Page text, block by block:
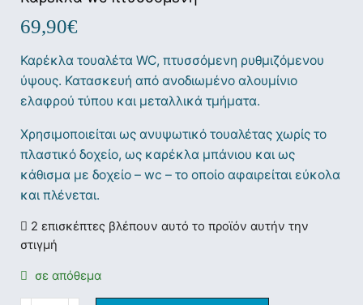
69,90€
Καρέκλα τουαλέτα WC, πτυσσόμενη ρυθμιζόμενου
ύψους. Κατασκευή από ανοδιωμένο αλουμίνιο
ελαφρού τύπου και μεταλλικά τμήματα.
Χρησιμοποιείται ως ανυψωτικό τουαλέτας χωρίς το
πλαστικό δοχείο, ως καρέκλα μπάνιου και ως
κάθισμα με δοχείο – wc – το οποίο αφαιρείται εύκολα
και πλένεται.
2 επισκέπτες βλέπουν αυτό το προϊόν αυτήν την
στιγμή
σε απόθεμα